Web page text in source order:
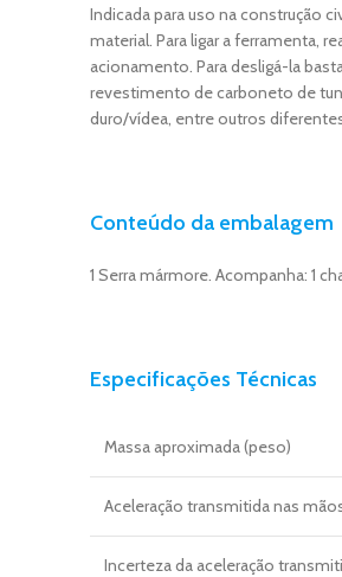
Indicada para uso na construção
material. Para ligar a ferramenta,
acionamento. Para desligá-la
revestimento de carboneto de
duro/vídea, entre outros
Conteúdo da embalagem
1 Serra mármore. Acompanha: 1
Especificações Técnicas
Massa aproximada (peso)
Aceleração transmitida nas
Incerteza da aceleração